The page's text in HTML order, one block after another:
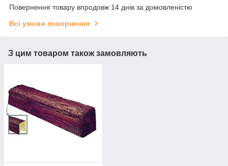
Повернення товару впродовж 14 днів за домовленістю
Всі умови повернення
З цим товаром також замовляють